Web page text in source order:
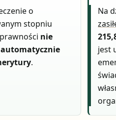
o
stopniu
nie
.
Na
jest